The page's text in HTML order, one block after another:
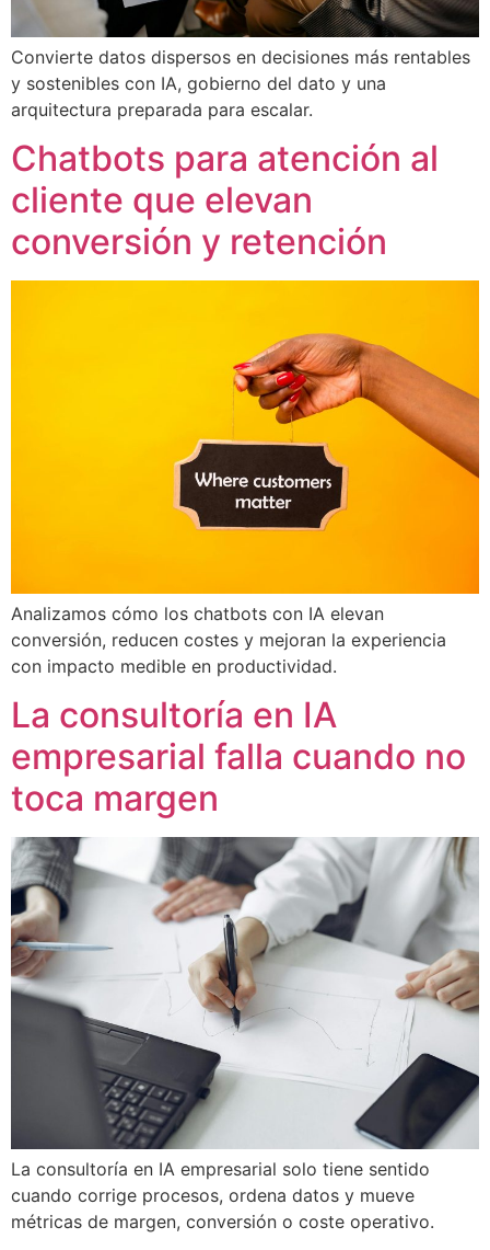
Convierte datos dispersos en decisiones más rentables
y sostenibles con IA, gobierno del dato y una
arquitectura preparada para escalar.
Chatbots para atención al
cliente que elevan
conversión y retención
Analizamos cómo los chatbots con IA elevan
conversión, reducen costes y mejoran la experiencia
con impacto medible en productividad.
La consultoría en IA
empresarial falla cuando no
toca margen
La consultoría en IA empresarial solo tiene sentido
cuando corrige procesos, ordena datos y mueve
métricas de margen, conversión o coste operativo.